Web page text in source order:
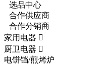
选品中心
合作供应商
合作分销商
家用电器 
厨卫电器 
电饼铛/煎烤炉